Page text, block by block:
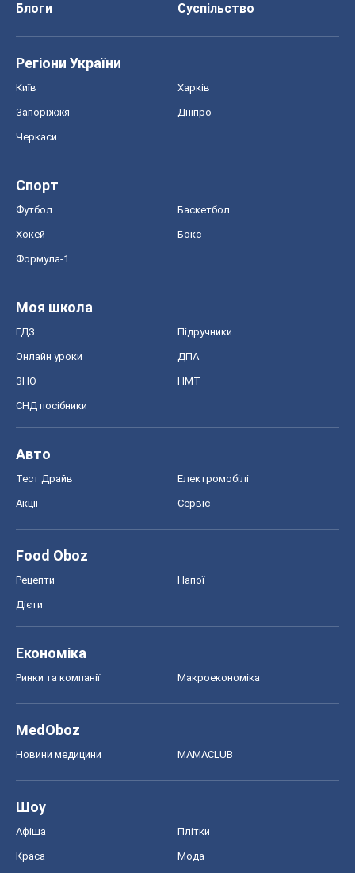
Блоги
Суспільство
Регіони України
Київ Харків
Запоріжжя Дніпро
Черкаси
Спорт
Футбол Баскетбол
Хокей Бокс
Формула-1
Моя школа
ГДЗ Підручники
Онлайн уроки ДПА
ЗНО НМТ
СНД посібники
Авто
Тест Драйв Електромобілі
Акції Сервіс
Food Oboz
Рецепти Напої
Дієти
Економіка
Ринки та компанії Макроекономіка
MedOboz
Новини медицини MAMACLUB
Шоу
Афіша Плітки
Краса Мода